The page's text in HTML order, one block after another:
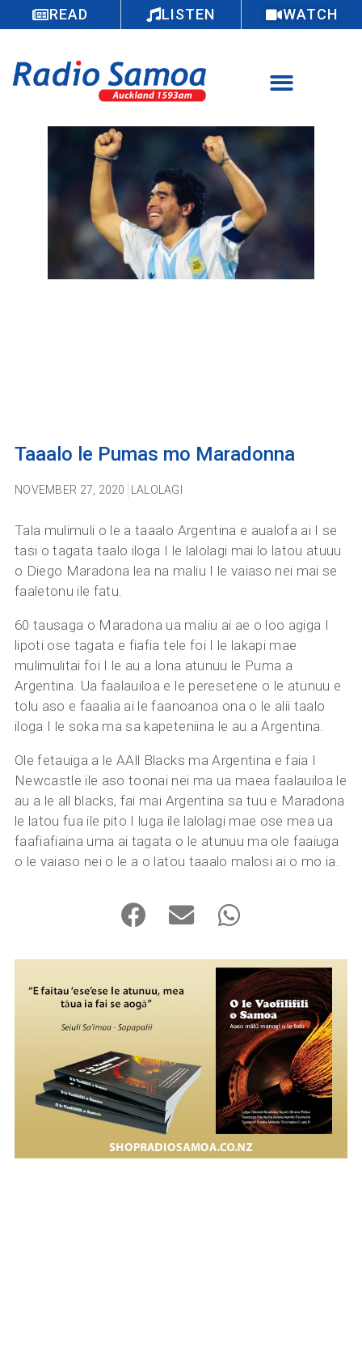
READ LISTEN WATCH
Taaalo le Pumas mo Maradonna
NOVEMBER 27, 2020 LALOLAGI
Tala mulimuli o le a taaalo Argentina e aualofa ai I se
tasi o tagata taalo iloga I le lalolagi mai lo latou atuuu
o Diego Maradona lea na maliu I le vaiaso nei mai se
faaletonu ile fatu.
60 tausaga o Maradona ua maliu ai ae o loo agiga I
lipoti ose tagata e fiafia tele foi I le lakapi mae
mulimulitai foi I le au a lona atunuu le Puma a
Argentina. Ua faalauiloa e le peresetene o le atunuu e
tolu aso e faaalia ai le faanoanoa ona o le alii taalo
iloga I le soka ma sa kapeteniina le au a Argentina.
Ole fetauiga a le AAll Blacks ma Argentina e faia I
Newcastle ile aso toonai nei ma ua maea faalauiloa le
au a le all blacks, fai mai Argentina sa tuu e Maradona
le latou fua ile pito I luga ile lalolagi mae ose mea ua
faafiafiaina uma ai tagata o le atunuu ma ole faaiuga
o le vaiaso nei o le a o latou taaalo malosi ai o mo ia.